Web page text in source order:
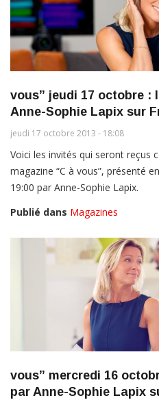
vous” jeudi 17 octobre :
Anne-Sophie Lapix sur
jeudi 17 octobre 2013 - 18:08
Voici les invités qui seront reçus
magazine “C à vous”, présenté
19:00 par Anne-Sophie Lapix.
Publié dans Magazines
vous” mercredi 16
par Anne-Sophie Lapix